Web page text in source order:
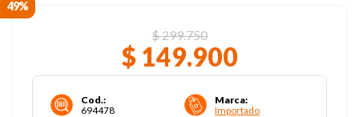
49%
$299.750
$ 149.900
Cod.:
694478
Marca:
Importado